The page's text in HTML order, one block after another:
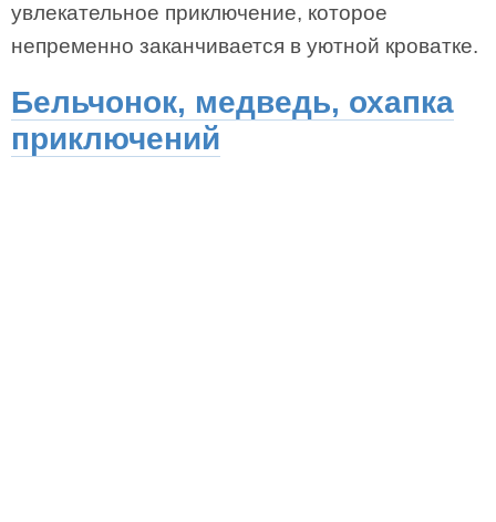
увлекательное приключение, которое
непременно заканчивается в уютной кроватке.
Бельчонок, медведь, охапка
приключений